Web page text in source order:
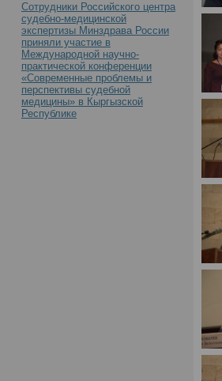
Сотрудники Российского центра
судебно-медицинской
экспертизы Минздрава России
приняли участие в
Международной научно-
практической конференции
«Современные проблемы и
перспективы судебной
медицины» в Кыргызской
Республике